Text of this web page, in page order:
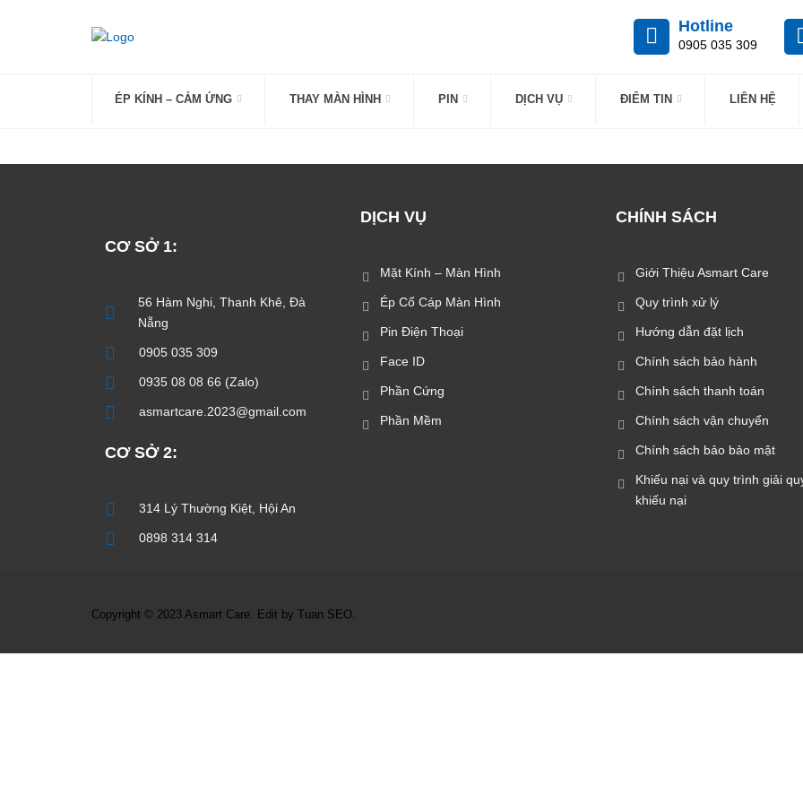
Hotline
0905 035 309
ÉP KÍNH – CẢM ỨNG THAY MÀN HÌNH PIN DỊCH VỤ ĐIỂM TIN LIÊN HỆ
CƠ SỞ 1:
56 Hàm Nghi, Thanh Khê, Đà
Nẵng
0905 035 309
0935 08 08 66 (Zalo)
asmartcare.2023@gmail.com
CƠ SỞ 2:
314 Lý Thường Kiệt, Hội An
0898 314 314
DỊCH VỤ
Mặt Kính – Màn Hình
Ép Cổ Cáp Màn Hình
Pin Điện Thoại
Face ID
Phần Cứng
Phần Mềm
CHÍNH SÁCH
Giới Thiệu Asmart Care
Quy trình xử lý
Hướng dẫn đặt lịch
Chính sách bảo hành
Chính sách thanh toán
Chính sách vận chuyển
Chính sách bảo bảo mật
Khiếu nại và quy trình giải
khiếu nại
Copyright © 2023 Asmart Care. Edit by Tuan SEO.